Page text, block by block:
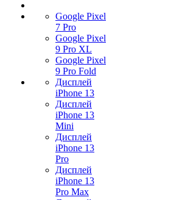
Google Pixel
7 Pro
Google Pixel
9 Pro XL
Google Pixel
9 Pro Fold
Дисплей
iPhone 13
Дисплей
iPhone 13
Mini
Дисплей
iPhone 13
Pro
Дисплей
iPhone 13
Pro Max